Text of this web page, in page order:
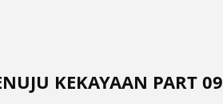
KEKAYAAN PART 09